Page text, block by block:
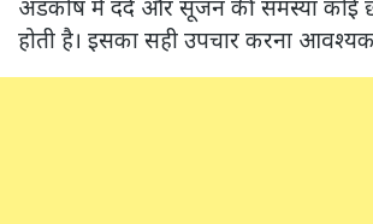
अंडकोष में दर्द और सूजन की समस्या कोई
होती है। इसका सही उपचार करना आवश्यक